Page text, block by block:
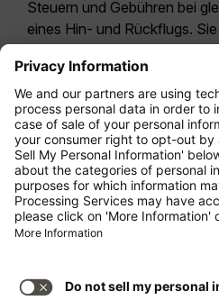
Steuern und Gebühren bei
eines Hin- und Rückflugs.
möglicherweise nicht mehr
Economy Class
sich i.d.R. um Economy
Tarifoption. Es können
fürAufgabegepäckoder
Leistungen anfallen. Es
Geschäftsbedingungen .